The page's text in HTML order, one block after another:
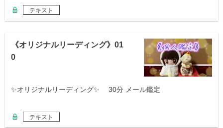
テキスト
《オリジナルリーディング》01
0
✨オリジナルリーディング✨ 30分 メール鑑定
テキスト